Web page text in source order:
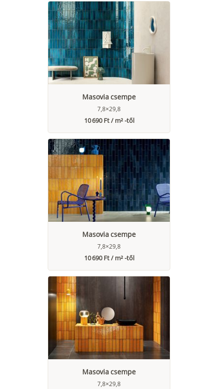
Masovia csempe
7,8×29,8
10 690 Ft / m² -től
Masovia csempe
7,8×29,8
10 690 Ft / m² -től
Masovia csempe
7,8×29,8